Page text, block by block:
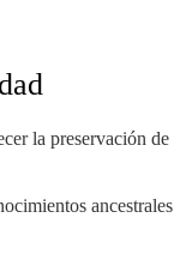
la preservación de
ancestrales